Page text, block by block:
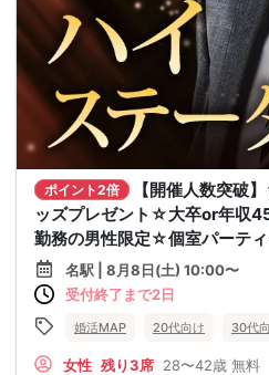
ポイント2倍
【開催人数突破
ッズプレゼント☆大卒or年収
勤務の男性限定☆個室パーテ
名駅 | 8月8日(土) 10:00〜
受付終了まで2日
婚活MAP 20代向け 30代
女性 残り3席 28〜42歳 無料